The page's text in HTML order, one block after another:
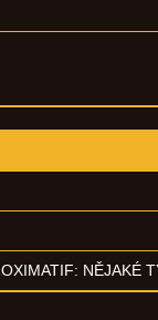
NĚJAKÉ